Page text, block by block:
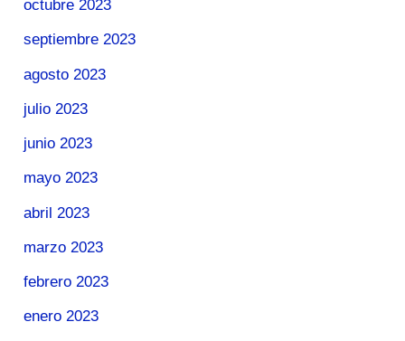
octubre 2023
septiembre 2023
agosto 2023
julio 2023
junio 2023
mayo 2023
abril 2023
marzo 2023
febrero 2023
enero 2023